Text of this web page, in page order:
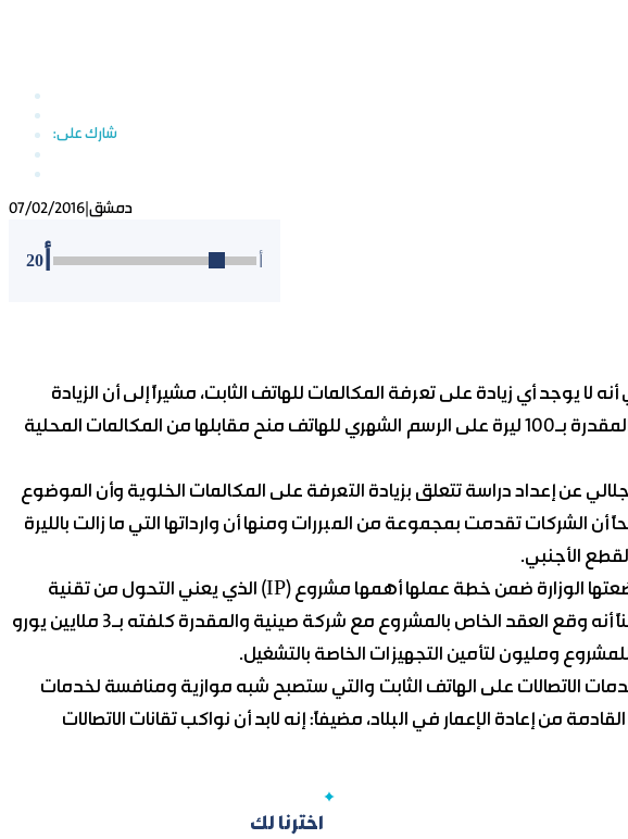
07/02/2016 دمشق
20
أنه لا يوجد أي زيادة على تعرفة المكالمات للهاتف الثابت، مشيراً إلى أن الزيادة
الأخيرة التي أقرت نهاية العام الماضي والمقدرة بـ100 ليرة على الرسم الشهري للهاتف منح مقابلها من المكالمات المحلية
عن إعداد دراسة تتعلق بزيادة التعرفة على المكالمات الخلوية وأن الموضوع
الشركات تقدمت بمجموعة من المبررات ومنها أن وارداتها التي ما زالت بالليرة
الأجنبي.
وأشار الجلالي إلى جملة من المشاريع وضعتها الوزارة ضمن خطة عملها أهمها مشروع (IP) الذي يعني التحول من تقنية
(TOM) نحو جيل الاتصالات الرقمية، معلناً أنه وقع العقد الخاص بالمشروع مع شركة صينية والمقدرة كلفته بـ3 ملايين يورو
ومليون لتأمين التجهيزات الخاصة بالتشغيل.
الاتصالات على الهاتف الثابت والتي ستصبح شبه موازية ومنافسة لخدمات
من إعادة الإعمار في البلاد، مضيفاً: إنه لابد أن نواكب تقانات الاتصالات
اخترنا لك